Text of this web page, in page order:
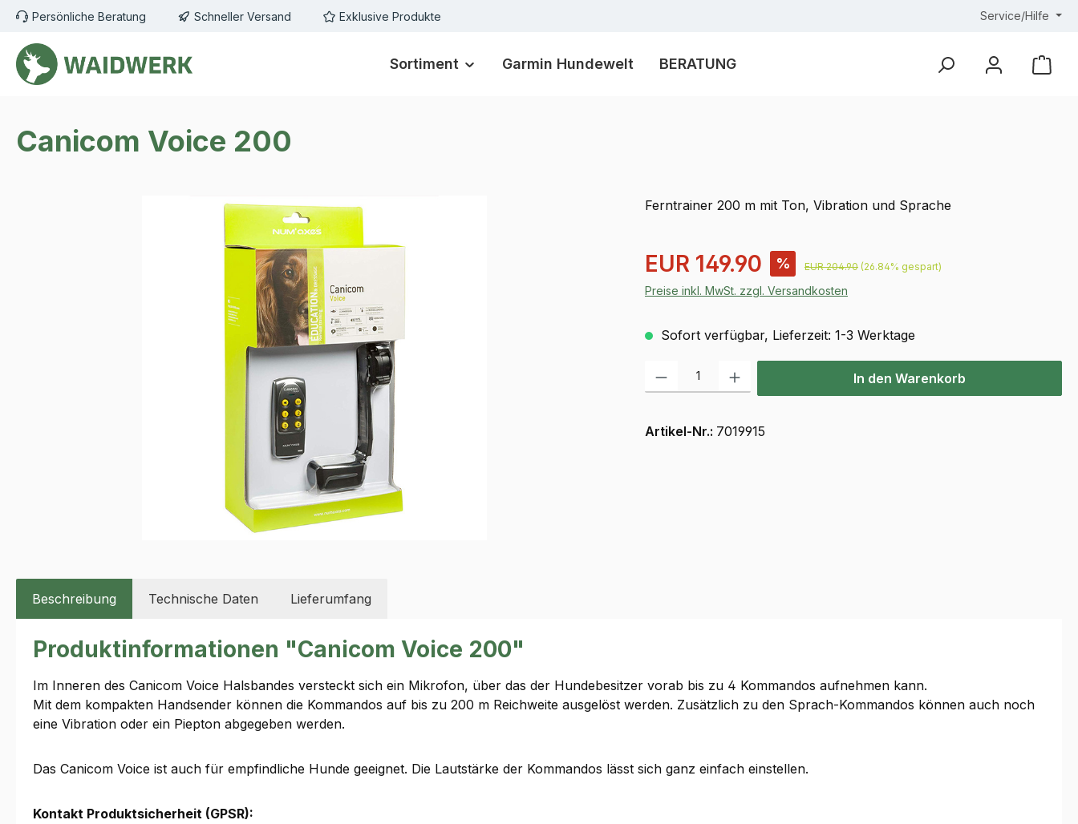
Hauptinhalt springen
Zur Suche springen
Zur Hauptnavigation springen
Persönliche Beratung Schneller Versand Exklusive Produkte Service/Hilfe
Sortiment Garmin Hundewelt BERATUNG
Canicom Voice 200
Ferntrainer 200 m mit Ton, Vibration und Sprache
Verkaufspreis:
EUR 149.90 % Regulärer Preis:
EUR 204.90 (26.84% gespart)
Preise inkl. MwSt. zzgl. Versandkosten
Sofort verfügbar, Lieferzeit: 1-3 Werktage
Produkt Anzahl: Gib den gewünschten Wert ein oder benutze die Schaltflächen
In den Warenkorb
Artikel-Nr.: 7019915
Beschreibung Technische Daten Lieferumfang
Produktinformationen "Canicom Voice 200"
Im Inneren des Canicom Voice Halsbandes versteckt sich ein Mikrofon, über das der Hundebesitzer vorab bis zu 4 Kommandos aufnehmen kann.
Mit dem kompakten Handsender können die Kommandos auf bis zu 200 m Reichweite ausgelöst werden. Zusätzlich zu den Sprach-Kommandos können auch noch
eine Vibration oder ein Piepton abgegeben werden.
Das Canicom Voice ist auch für empfindliche Hunde geeignet. Die Lautstärke der Kommandos lässt sich ganz einfach einstellen.
Kontakt Produktsicherheit (GPSR):